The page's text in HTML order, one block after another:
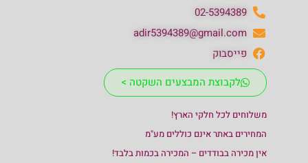
02-5394389
adir5394389@gmail.com
פייסבוק
לקבוצת המבצעים השקטה >
משלוחים לכל חלקי הארץ!
המחירים באתר אינם כוללים מע"מ
אין מכירה בבודדים – המכירה בכמות בלבד!